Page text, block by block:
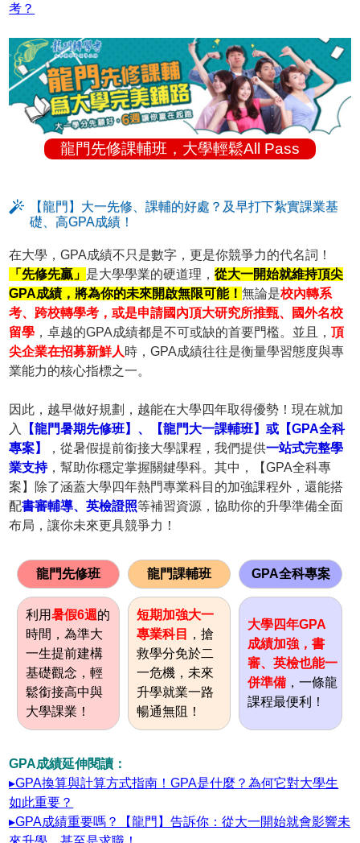
考？
龍門先修課輔班，大學輕鬆All Pass
【龍門】大一先修、課輔的好處？及早打下紮實課業基
礎、高GPA成績！
在大學，GPA成績不只是數字，更是你競爭力的代名詞！
「先修先贏」 是大學學業的硬道理，從大一開始就維持頂尖
GPA成績，將為你的未來開啟無限可能！無論是校內轉系
考、跨校轉學考，或是申請國內頂大研究所推甄、國外名校
留學 ，卓越的GPA成績都是不可或缺的首要門檻。並且，頂
尖企業在招募新鮮人時，GPA成績往往是衡量學習態度與專
業能力的核心指標之一。
因此，越早做好規劃，越能在大學四年取得優勢！現在就加
入
【龍門暑期先修班】、【龍門大一課輔班】或【GPA全科
專案】
，從暑假提前銜接大學課程，我們提供一站式完整學
業支持，幫助你穩定掌握關鍵學科。其中，【GPA全科專
案】除了涵蓋大學四年熱門專業科目的加強課程外，還能搭
配書審輔導、英檢證照等補習資源，協助你的升學準備全面
布局，讓你未來更具競爭力！
龍門先修班 龍門課輔班 GPA全科專案
利用暑假6週的
時間，為準大
一生提前建構
基礎觀念，輕
鬆銜接高中與
大學課業！
短期加強大一
專業科目
，搶
救學分免於二
一危機，未來
升學就業一路
暢通無阻！
大學四年GPA
成績加強，書
審、英檢也能一
併準備 ，一條龍
課程最便利！
GPA成績延伸閱讀：
▸GPA換算與計算方式指南！GPA是什麼？為何它對大學生
如此重要？
▸GPA成績重要嗎？【龍門】告訴你：從大一開始就會影響未